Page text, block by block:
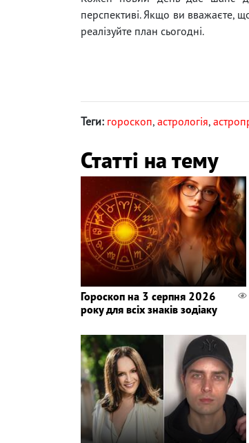
перспективі. Якщо ви вважаєте,
реалізуйте план сьогодні.
Теги: гороскоп, астрологія,
Статті на тему
Гороскоп на 3 серпня 2026
року для всіх знаків зодіаку